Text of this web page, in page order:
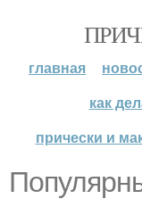
главная
как
прически и